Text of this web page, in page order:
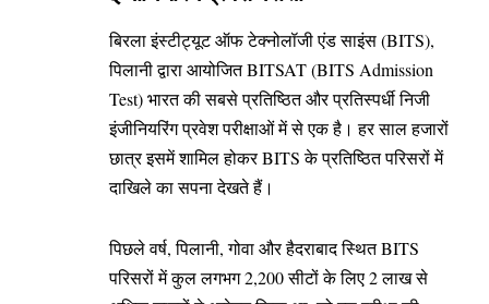
बिरला इंस्टीट्यूट ऑफ टेक्नोलॉजी एंड साइंस (BITS),
पिलानी द्वारा आयोजित BITSAT (BITS Admission
Test) भारत की सबसे प्रतिष्ठित और प्रतिस्पर्धी निजी
इंजीनियरिंग प्रवेश परीक्षाओं में से एक है। हर साल हजारों
छात्र इसमें शामिल होकर BITS के प्रतिष्ठित परिसरों में
दाखिले का सपना देखते हैं।
पिछले वर्ष, पिलानी, गोवा और हैदराबाद स्थित BITS
परिसरों में कुल लगभग 2,200 सीटों के लिए 2 लाख से